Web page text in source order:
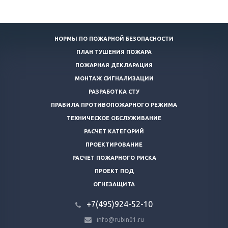
НОРМЫ ПО ПОЖАРНОЙ БЕЗОПАСНОСТИ
ПЛАН ТУШЕНИЯ ПОЖАРА
ПОЖАРНАЯ ДЕКЛАРАЦИЯ
МОНТАЖ СИГНАЛИЗАЦИИ
РАЗРАБОТКА СТУ
ПРАВИЛА ПРОТИВОПОЖАРНОГО РЕЖИМА
ТЕХНИЧЕСКОЕ ОБСЛУЖИВАНИЕ
РАСЧЕТ КАТЕГОРИЙ
ПРОЕКТИРОВАНИЕ
РАСЧЕТ ПОЖАРНОГО РИСКА
ПРОЕКТ ПОД
ОГНЕЗАЩИТА
+7(495)924-52-10
info@rubin01.ru